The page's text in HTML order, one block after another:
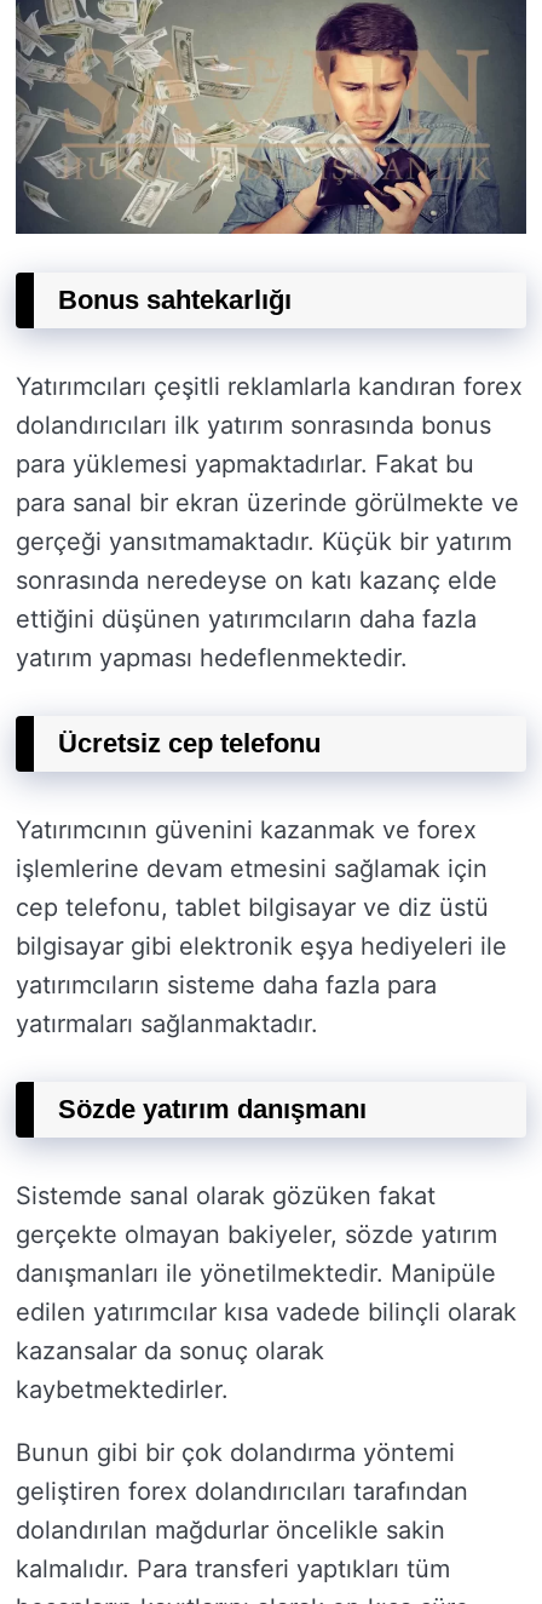
Bonus sahtekarlığı
Yatırımcıları çeşitli reklamlarla kandıran forex
dolandırıcıları ilk yatırım sonrasında bonus
para yüklemesi yapmaktadırlar. Fakat bu
para sanal bir ekran üzerinde görülmekte ve
gerçeği yansıtmamaktadır. Küçük bir yatırım
sonrasında neredeyse on katı kazanç elde
ettiğini düşünen yatırımcıların daha fazla
yatırım yapması hedeflenmektedir.
Ücretsiz cep telefonu
Yatırımcının güvenini kazanmak ve forex
işlemlerine devam etmesini sağlamak için
cep telefonu, tablet bilgisayar ve diz üstü
bilgisayar gibi elektronik eşya hediyeleri ile
yatırımcıların sisteme daha fazla para
yatırmaları sağlanmaktadır.
Sözde yatırım danışmanı
Sistemde sanal olarak gözüken fakat
gerçekte olmayan bakiyeler, sözde yatırım
danışmanları ile yönetilmektedir. Manipüle
edilen yatırımcılar kısa vadede bilinçli olarak
kazansalar da sonuç olarak
kaybetmektedirler.
Bunun gibi bir çok dolandırma yöntemi
geliştiren forex dolandırıcıları tarafından
dolandırılan mağdurlar öncelikle sakin
kalmalıdır. Para transferi yaptıkları tüm